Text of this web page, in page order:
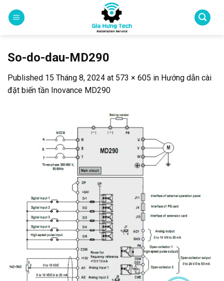
So-do-dau-MD290
Published 15 Tháng 8, 2024 at 573 × 605 in Hướng dẫn cài
đặt biến tần Inovance MD290